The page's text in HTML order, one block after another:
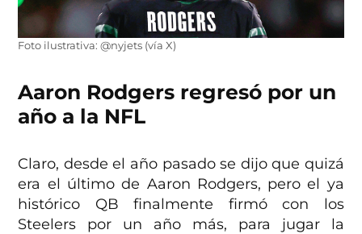
Foto ilustrativa: @nyjets (vía X)
Aaron Rodgers regresó por un
año a la NFL
Claro, desde el año pasado se dijo que quizá
era el último de Aaron Rodgers, pero el ya
histórico QB finalmente firmó con los
Steelers por un año más, para jugar la